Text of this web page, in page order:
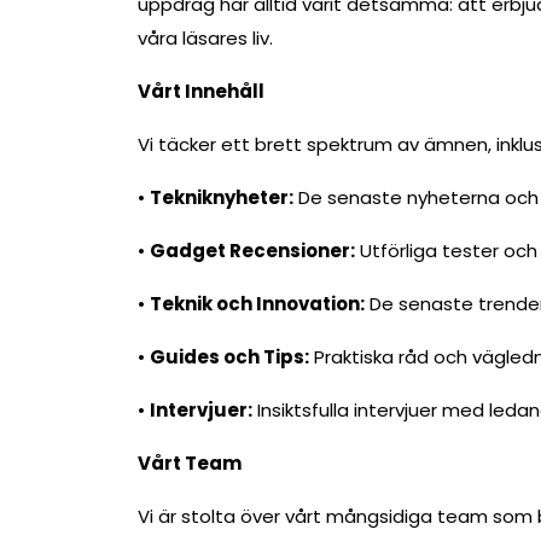
våra läsares liv.
Vårt Innehåll
Vi täcker ett brett spektrum av ämnen,
• Tekniknyheter:De senaste nyheterna
• Gadget Recensioner:Utförliga tester
• Teknik och Innovation:De senaste
• Guides och Tips:Praktiska råd och
• Intervjuer:Insiktsfulla intervjuer med
Vårt Team
Vi är stolta över vårt mångsidiga team som